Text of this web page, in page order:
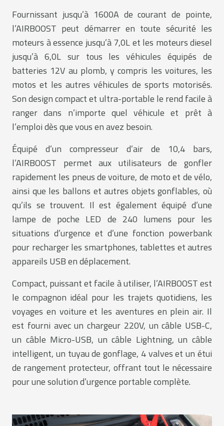
Fournissant jusqu’à 1600A de courant de pointe,
l’AIRBOOST peut démarrer en toute sécurité les
moteurs à essence jusqu’à 7,0L et les moteurs diesel
jusqu’à 6,0L sur tous les véhicules équipés de
batteries 12V au plomb, y compris les voitures, les
motos et les autres véhicules de sports motorisés.
Son design compact et ultra-portable le rend facile à
ranger dans n’importe quel véhicule et prêt à
l’emploi dès que vous en avez besoin.
Équipé d’un compresseur d’air de 10,4 bars,
l’AIRBOOST permet aux utilisateurs de gonfler
rapidement les pneus de voiture, de moto et de vélo,
ainsi que les ballons et autres objets gonflables, où
qu’ils se trouvent. Il est également équipé d’une
lampe de poche LED de 240 lumens pour les
situations d’urgence et d’une fonction powerbank
pour recharger les smartphones, tablettes et autres
appareils USB en déplacement.
Compact, puissant et facile à utiliser, l’AIRBOOST est
le compagnon idéal pour les trajets quotidiens, les
voyages en voiture et les aventures en plein air. Il
est fourni avec un chargeur 220V, un câble USB-C,
un câble Micro-USB, un câble Lightning, un câble
intelligent, un tuyau de gonflage, 4 valves et un étui
de rangement protecteur, offrant tout le nécessaire
pour une solution d’urgence portable complète.